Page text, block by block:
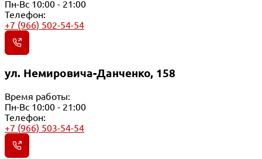
Пн-Вс 10:00 - 21:00
Телефон:
+7 (966) 502-54-54
ул. Немировича-Данченко, 158
Время работы:
Пн-Вс 10:00 - 21:00
Телефон:
+7 (966) 503-54-54